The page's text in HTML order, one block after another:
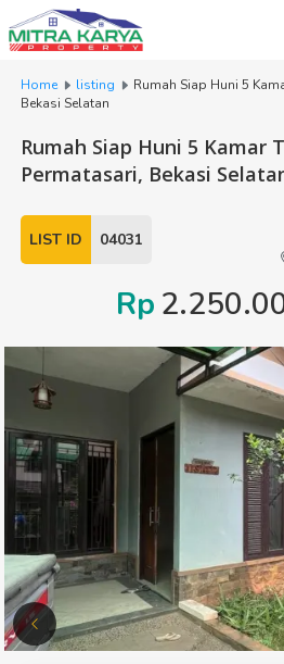
Home listing
Rumah Siap Huni 5
Bekasi Selatan
Rumah Siap Huni 5 Kamar
Permatasari, Bekasi
LIST ID 04031
Rp